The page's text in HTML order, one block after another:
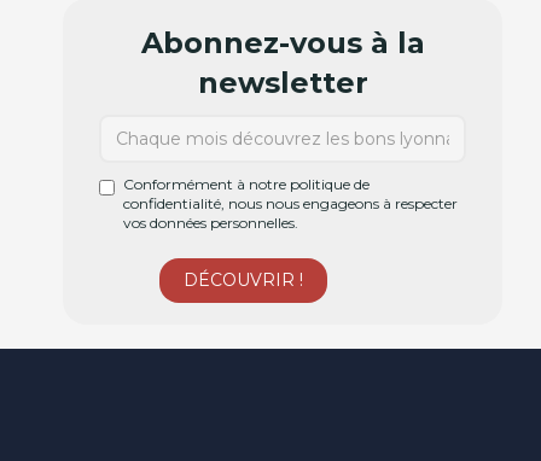
Abonnez-vous à la
newsletter
Conformément à notre politique de
confidentialité, nous nous engageons à respecter
vos données personnelles.